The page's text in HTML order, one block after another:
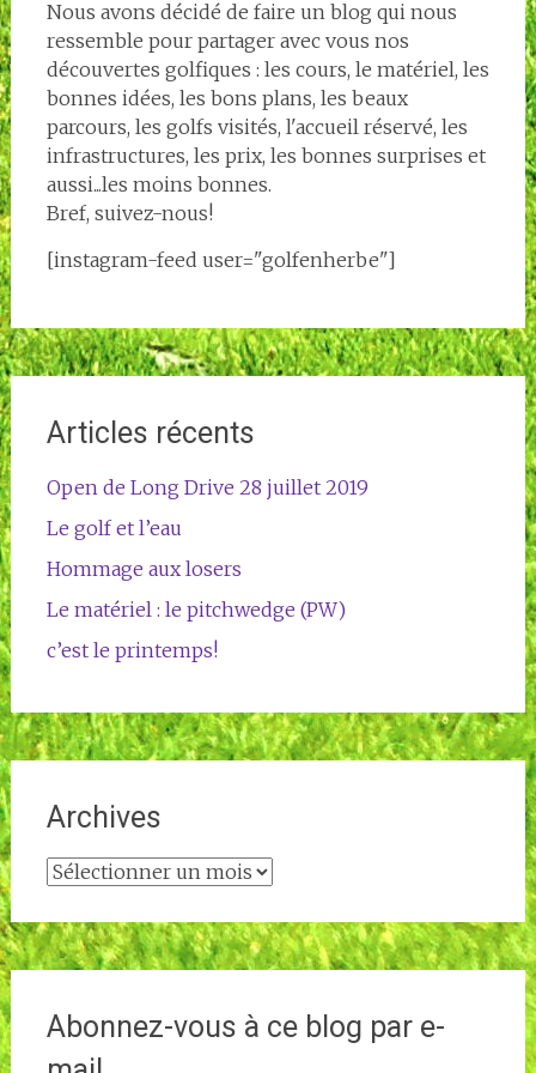
Nous avons décidé de faire un blog qui nous
ressemble pour partager avec vous nos
découvertes golfiques : les cours, le matériel, les
bonnes idées, les bons plans, les beaux
parcours, les golfs visités, l'accueil réservé, les
infrastructures, les prix, les bonnes surprises et
aussi...les moins bonnes.
Bref, suivez-nous!
[instagram-feed user="golfenherbe"]
Articles récents
Open de Long Drive 28 juillet 2019
Le golf et l’eau
Hommage aux losers
Le matériel : le pitchwedge (PW)
c’est le printemps!
Archives
Archives
Abonnez-vous à ce blog par e-